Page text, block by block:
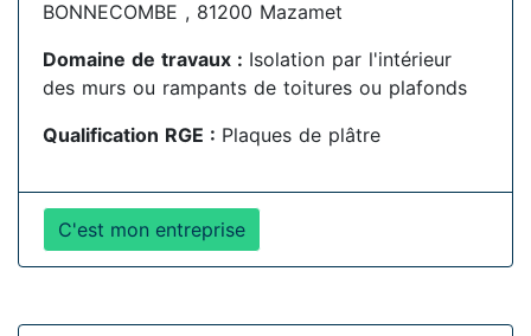
BONNECOMBE , 81200 Mazamet
Domaine de travaux : Isolation par l'intérieur
des murs ou rampants de toitures ou plafonds
Qualification RGE : Plaques de plâtre
C'est mon entreprise